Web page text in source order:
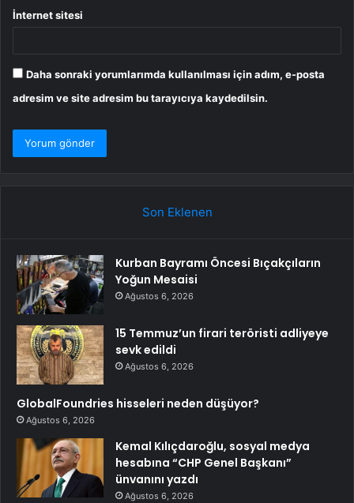
İnternet sitesi
Daha sonraki yorumlarımda kullanılması için adım, e-posta
adresim ve site adresim bu tarayıcıya kaydedilsin.
Son Eklenen
Kurban Bayramı Öncesi Bıçakçıların
Yoğun Mesaisi
Ağustos 6, 2026
15 Temmuz’un firari teröristi adliyeye
sevk edildi
Ağustos 6, 2026
GlobalFoundries hisseleri neden düşüyor?
Ağustos 6, 2026
Kemal Kılıçdaroğlu, sosyal medya
hesabına “CHP Genel Başkanı”
ünvanını yazdı
Ağustos 6, 2026